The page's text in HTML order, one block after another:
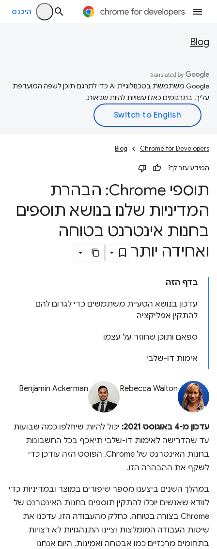
היכנס
Blog
‫Google משתמשת בטכנולוגיית AI כדי לתרגם תוכן לשפה המועדפת
עליך. בתרגומים כאלו עשויות להיות שגיאות.
Chrome for Developers
Blog
המידע עזר לך?
תוספי Chrome: הבהרת
המדיניות שלנו בנושא תוספים
בחנות אינטרנט בטוחה
ואחידה יותר
בדף הזה
עדכון בנושא הטעיית משתמשים כדי לגרום להם
להתקין אפליקציה
ספאם ותוכן שחוזר על עצמו
אימות דו-שלבי
Rebecca Walton
Benjamin Ackerman
עדכון מ-4 באוגוסט 2021:
יכול להיות שיחלפו כמה שבועות
עד שהדרישה לאימות דו-שלבי תיאכף בכל החשבונות
בחנות האינטרנט של Chrome. הפוסט הזה עודכן כדי
לשקף את ההבהרה הזו.
במהלך השנים ביצענו מספר שיפורים במוצר ובמדיניות כדי
לוודא שאנשים יוכלו להתקין תוספים בחנות האינטרנט של
Chrome בצורה בטוחה. כחלק מהעבודה הזו, עדכנו את
שיטות העבודה המומלצות וציינו התנהגויות לא רצויות
בתחומים מרכזיים כמו אבטחה ואמינות. היום אנחנו